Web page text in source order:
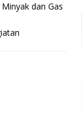
dan Gas